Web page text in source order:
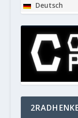
Deutsch